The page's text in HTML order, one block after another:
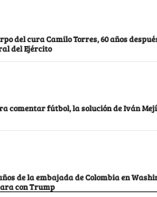
del cura Camilo Torres, 60 años
del Ejército
comentar fútbol, la solución de Iván
de la embajada de Colombia en
con Trump